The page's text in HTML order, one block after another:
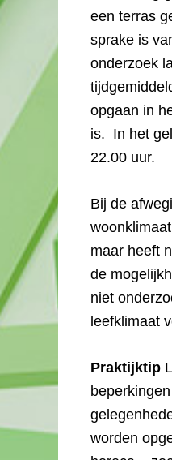
een terras
sprake is
onderzoek
opgaan in
is. In het
22.00 uur.
Bij de
maar heeft
de
niet
leefklimaat
Praktijktip
worden